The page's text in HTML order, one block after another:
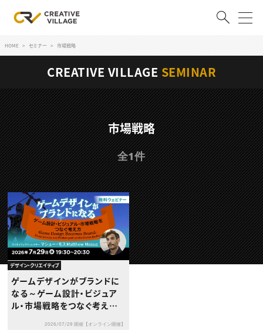
ログイン 会員登録
RECRUIT
クリエイター求人を探す
CREATIVE JOB求人検索
特集求人
採用説明会
転職支援サービス
CONTENTS
スキルアップしたい！
スキルアップしたい！ トップ
デザイン
プログラミング
動画配信・映像制作
編集・ライティング
マーケティング
ディレクション
業界解説・キャリア事情
お役立ち基礎知識
TOP Creator’s コラム
TOP Creator’s コラム トップ
Webクリエイター
アプリクリエイター
ゲームクリエイター
映像クリエイター
マーケッター
クリエイターインタビュー
セミナー
ニュース・トレンド
ニュース・トレンド トップ
HOME セミナー 市場戦略
CREATIVE VILLAGE SEMINAR
市場戦略
全1件
デザイン・クリエイティブ
ゲームデザインがブランドに
なる～ゲーム設計・ビジュア
ル・市場戦略をつなぐ考え方
2026/07/29 開催【オンライン開催】